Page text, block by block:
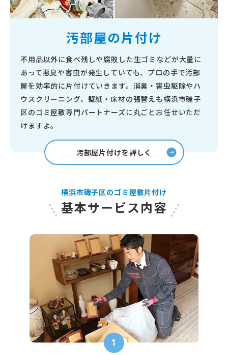
汚部屋の片付け
不用品以外に食べ残しや腐敗した生ゴミなどが大量に
あって悪臭や害虫が発生していても、プロの手で汚部
屋を効率的に片付けていきます。消臭・害虫駆除やハ
ウスクリーニング、壁紙・床材の張替えも横浜市磯子
区のゴミ屋敷専門パートナーズに丸ごとお任せいただ
けますよ。
汚部屋片付けを詳しく
横浜市磯子区のゴミ屋敷片付け
基本サービス内容
1